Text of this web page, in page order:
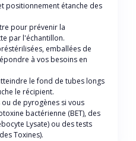
positionnement étanche des
pour prévenir la
par l'échantillon.
emballées de
à vos besoins en
le fond de tubes longs
le récipient.
de pyrogènes si vous
bactérienne (BET), des
Lysate) ou des tests
Toxines).